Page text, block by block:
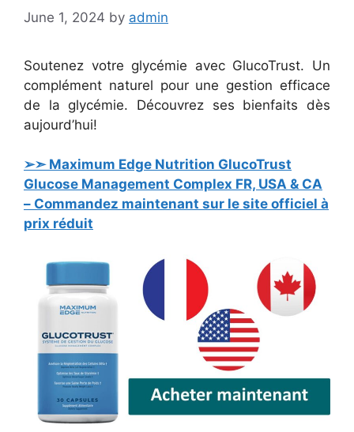
June 1, 2024 by admin
Soutenez votre glycémie avec GlucoTrust. Un
complément naturel pour une gestion efficace
de la glycémie. Découvrez ses bienfaits dès
aujourd’hui!
➢➣ Maximum Edge Nutrition GlucoTrust
Glucose Management Complex FR, USA & CA
– Commandez maintenant sur le site officiel à
prix réduit